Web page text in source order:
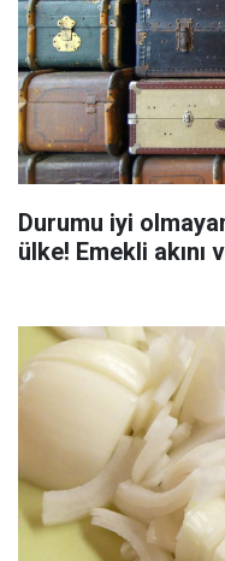
Durumu iyi
ülke! Emekli akını